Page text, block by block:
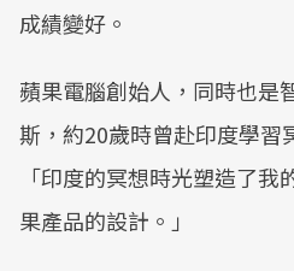
成績變好。
蘋果電腦創始人，同時也是
斯，約20歲時曾赴印度學習
「印度的冥想時光塑造了
果產品的設計。」